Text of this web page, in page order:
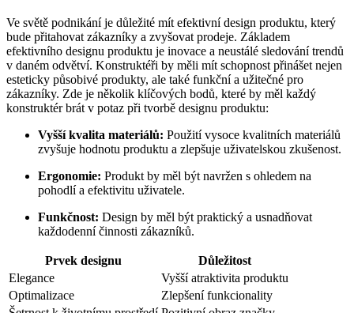
Ve světě podnikání je důležité mít efektivní design produktu, který
bude přitahovat zákazníky a zvyšovat prodeje. Základem
efektivního designu produktu je inovace a neustálé sledování trendů
v daném odvětví. Konstruktéři by měli mít schopnost přinášet nejen
esteticky působivé produkty, ale také funkční a užitečné pro
zákazníky. Zde je několik klíčových bodů, které by měl každý
konstruktér brát v potaz při tvorbě designu produktu:
Vyšší kvalita materiálů: Použití vysoce kvalitních materiálů
zvyšuje hodnotu produktu a zlepšuje uživatelskou zkušenost.
Ergonomie: Produkt by měl být navržen s ohledem na
pohodlí a efektivitu uživatele.
Funkčnost: Design by měl být praktický a usnadňovat
každodenní činnosti zákazníků.
Prvek designu
Důležitost
Elegance
Vyšší atraktivita produktu
Optimalizace
Zlepšení funkcionality